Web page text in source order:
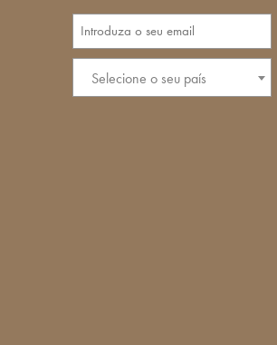
Selecione o seu país